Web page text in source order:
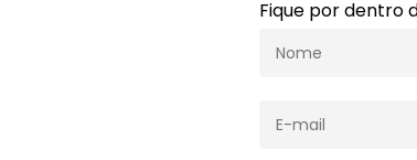
Fique por dentro